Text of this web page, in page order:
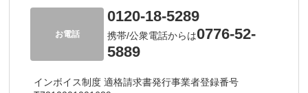
お電話
0120-18-5289
携帯/公衆電話からは0776-52-
5889
インボイス制度 適格請求書発行事業者登録番号